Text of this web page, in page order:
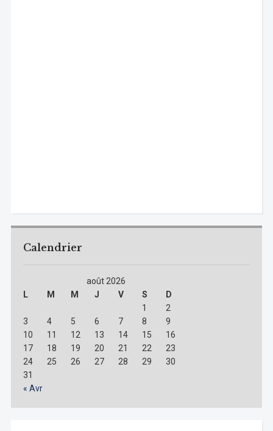
Calendrier
août 2026
L
M M J V S
D
1
2
3
4 5 6 7 8
9
10
11 12 13 14 15
16
17
18 19 20 21 22
23
24
25 26 27 28 29
30
31
« Avr